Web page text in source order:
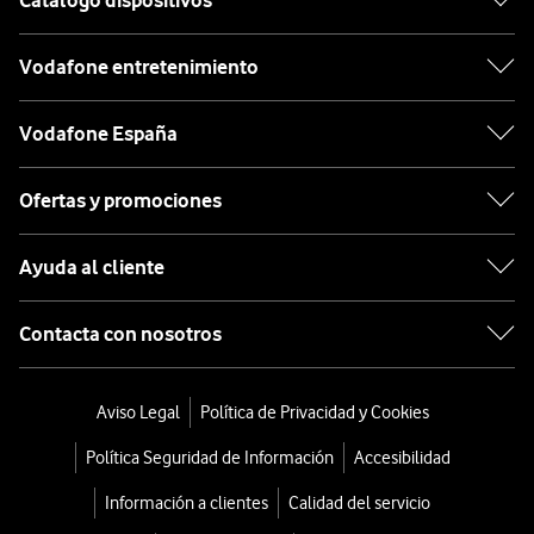
Vodafone entretenimiento
Vodafone España
Ofertas y promociones
Ayuda al cliente
Contacta con nosotros
Aviso Legal Política de Privacidad y Cookies
Política Seguridad de Información Accesibilidad
Información a clientes Calidad del servicio